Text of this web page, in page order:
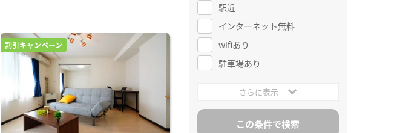
割引キャンペーン
駅近
インターネット無料
wifiあり
駐車場あり
さらに表示